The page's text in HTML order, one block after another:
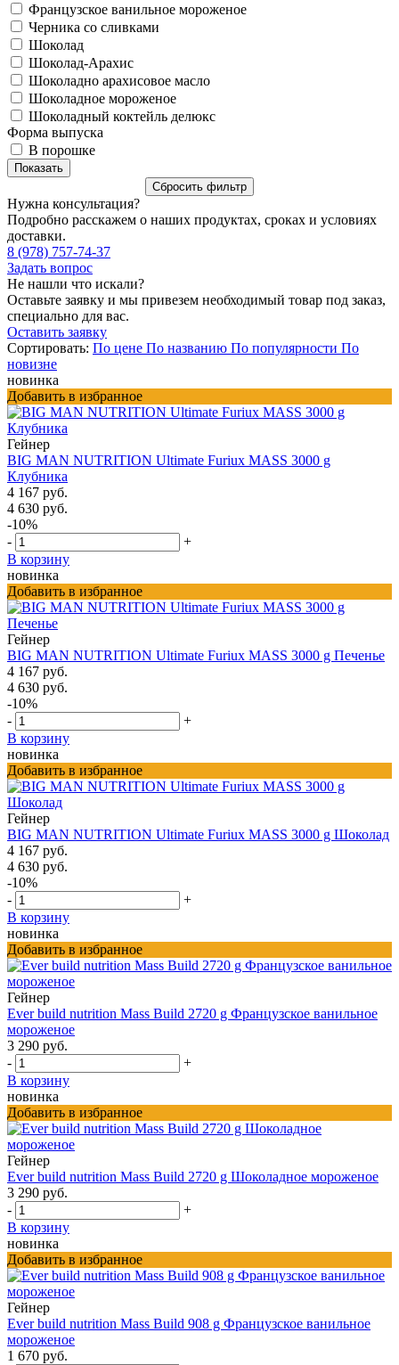
Французское ванильное мороженое
Черника со сливками
Шоколад
Шоколад-Арахис
Шоколадно арахисовое масло
Шоколадное мороженое
Шоколадный коктейль делюкс
Форма выпуска
В порошке
Нужна консультация?
Подробно расскажем о наших продуктах, сроках и условиях
доставки.
8 (978) 757-74-37
Задать вопрос
Не нашли что искали?
Оставьте заявку и мы привезем необходимый товар под заказ,
специально для вас.
Оставить заявку
Сортировать: По цене По названию По популярности По
новизне
новинка
Добавить в избранное
Гейнер
BIG MAN NUTRITION Ultimate Furiux MASS 3000 g
Клубника
4 167 руб.
4 630 руб.
-10%
-
+
В корзину
новинка
Добавить в избранное
Гейнер
BIG MAN NUTRITION Ultimate Furiux MASS 3000 g Печенье
4 167 руб.
4 630 руб.
-10%
-
+
В корзину
новинка
Добавить в избранное
Гейнер
BIG MAN NUTRITION Ultimate Furiux MASS 3000 g Шоколад
4 167 руб.
4 630 руб.
-10%
-
+
В корзину
новинка
Добавить в избранное
Гейнер
Ever build nutrition Mass Build 2720 g Французское ванильное
мороженое
3 290 руб.
-
+
В корзину
новинка
Добавить в избранное
Гейнер
Ever build nutrition Mass Build 2720 g Шоколадное мороженое
3 290 руб.
-
+
В корзину
новинка
Добавить в избранное
Гейнер
Ever build nutrition Mass Build 908 g Французское ванильное
мороженое
1 670 руб.